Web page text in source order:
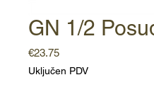
GN 1/2
€23.75Cijena
Uključen PDV